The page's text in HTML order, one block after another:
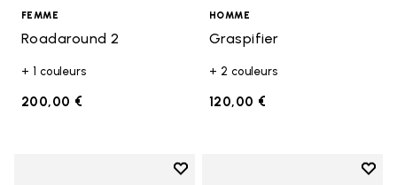
FEMME
Roadaround 2
+ 1 couleurs
200,00 €
HOMME
Graspifier
+ 2 couleurs
120,00 €
Add to wishlist
Add